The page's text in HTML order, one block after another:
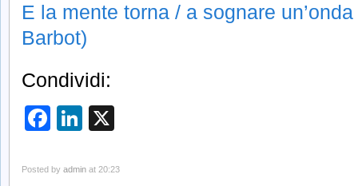
E la mente torna / a sognare
Barbot)
Condividi:
Facebook
LinkedIn
Posted by admin at 20:23